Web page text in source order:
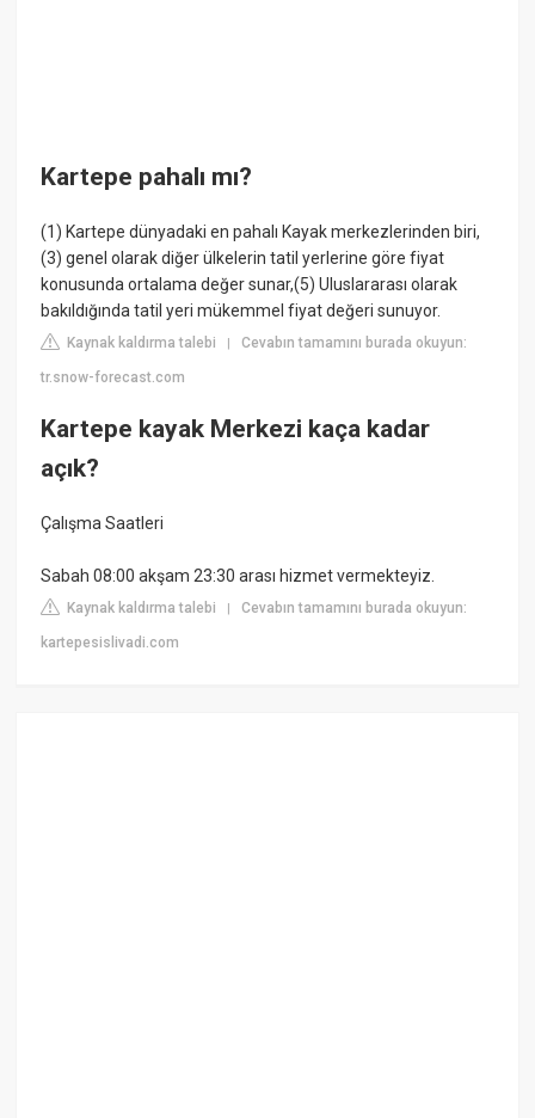
Kartepe pahalı mı?
(1) Kartepe dünyadaki en pahalı Kayak merkezlerinden biri,
(3) genel olarak diğer ülkelerin tatil yerlerine göre fiyat
konusunda ortalama değer sunar,(5) Uluslararası olarak
bakıldığında tatil yeri mükemmel fiyat değeri sunuyor.
Kaynak kaldırma talebi |Cevabın tamamını burada okuyun:
tr.snow-forecast.com
Kartepe kayak Merkezi kaça kadar
açık?
Çalışma Saatleri
Sabah 08:00 akşam 23:30 arası hizmet vermekteyiz.
Kaynak kaldırma talebi |Cevabın tamamını burada okuyun:
kartepesislivadi.com